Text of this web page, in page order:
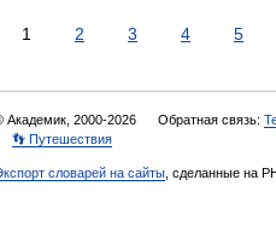
1 2 3 4 5
Академик, 2000-2026 Обратная связь:
👣 Путешествия
словарей на сайты , сделанные на